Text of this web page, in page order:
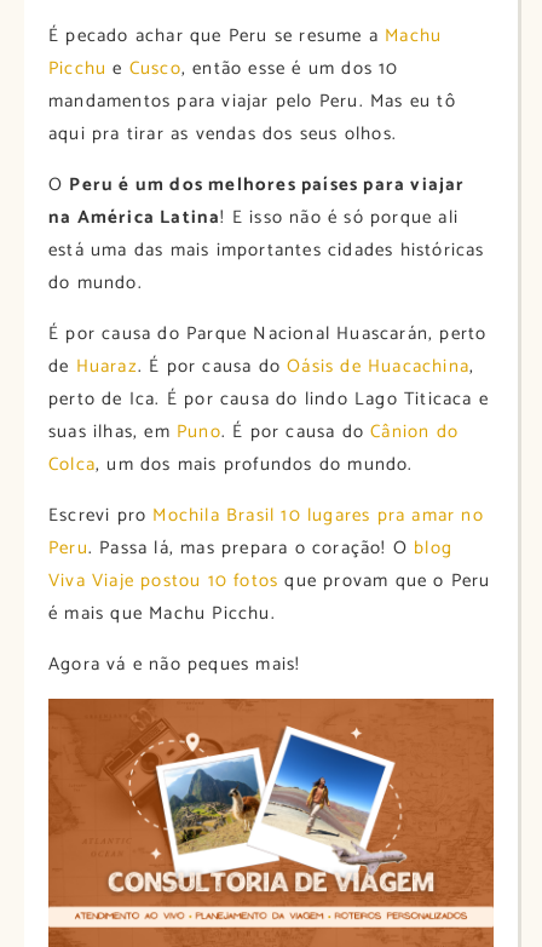
É pecado achar que Peru se resume a Machu
Picchu e Cusco, então esse é um dos 10
mandamentos para viajar pelo Peru. Mas eu tô
aqui pra tirar as vendas dos seus olhos.
O Peru é um dos melhores países para viajar
na América Latina! E isso não é só porque ali
está uma das mais importantes cidades históricas
do mundo.
É por causa do Parque Nacional Huascarán, perto
de Huaraz. É por causa doOásis de Huacachina,
perto de Ica. É por causa do lindo Lago Titicaca e
suas ilhas, em Puno. É por causa doCânion do
Colca, um dos mais profundos do mundo.
Escrevi pro Mochila Brasil 10 lugares pra amar no
Peru. Passa lá, mas prepara o coração! O blog
Viva Viaje postou 10 fotos que provam que o Peru
é mais que Machu Picchu.
Agora vá e não peques mais!